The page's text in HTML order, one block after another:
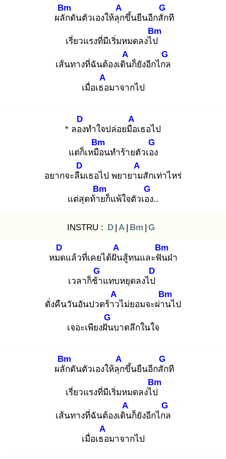
ผลัก
Bm
ดันตัวเองให้ลุก
A
ขึ้นยืนอีกสัก
G
ที
เรี่ยวแรงที่มีเริ่มหมดลงไป
Bm
เส้นทางที่ฉันต้องเดิน
A
ก็ยังอีกไกล
G
เมื่อเธอ
A
มาจากไป
* ลอง
D
ทำใจปล่อยมือ
A
เธอไป
แต่ก็เหมือ
Bm
นทำร้ายตัวเอง
G
อยากจะลืม
D
เธอไป พยายาม
A
สักเท่าไหร่
แต่สุดท้าย
Bm
ก็แพ้ใจตัวเอง
G
..
INSTRU : D | A | Bm | G
หมด
D
แล้วที่เคยได้ฝัน
A
สู้ทนและฟัน
Bm
ฝ่า
เวลาก็ช้า
G
แทบหยุดลงไป
D
ดั่งคืนวันอันปวดร้าว
A
ไม่ยอมจะผ่าน
Bm
ไป
เจอะเพียงฝัน
G
บาดลึกในใจ
ผลัก
Bm
ดันตัวเองให้ลุก
A
ขึ้นยืนอีกสัก
G
ที
เรี่ยวแรงที่มีเริ่มหมดลงไป
Bm
เส้นทางที่ฉันต้องเดิน
A
ก็ยังอีกไกล
G
เมื่อเธอ
A
มาจากไป